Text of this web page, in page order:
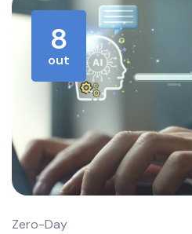
8
out
Zero-Day